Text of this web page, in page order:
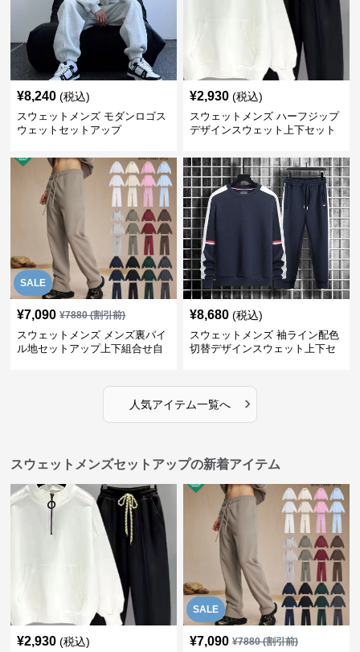
¥8,240 (税込)
スウェットメンズ モダンロゴス
ウェットセットアップ
¥2,930 (税込)
スウェットメンズ ハーフジップ
デザインスウェット上下セット
SALE
¥7,090 ¥7880(割引前)
スウェットメンズ メンズ裏パイ
ル地セットアップ上下組合せ自
¥8,680 (税込)
スウェットメンズ 袖ライン配色
切替デザインスウェット上下セ
人気アイテム一覧へ ›
スウェットメンズセットアップの新着アイテム
¥2,930 (税込)
SALE
¥7,090 ¥7880(割引前)